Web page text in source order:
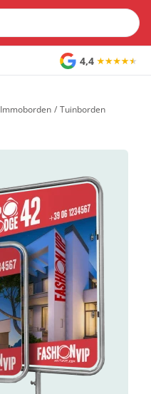
4,4
Immoborden / Tuinborden